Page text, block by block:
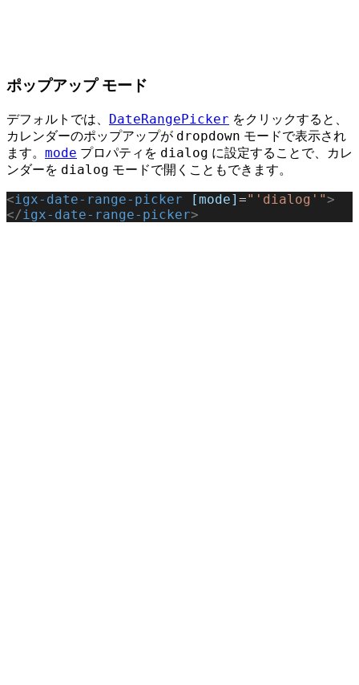
ポップアップ モード
デフォルトでは、 DateRangePicker をクリックすると、
カレンダーのポップアップが dropdown モードで表示され
ます。 mode プロパティを dialog に設定することで、カレ
ンダーを dialog モードで開くこともできます。
<igx-date-range-picker [mode] ="'dialog'">
</igx-date-range-picker>